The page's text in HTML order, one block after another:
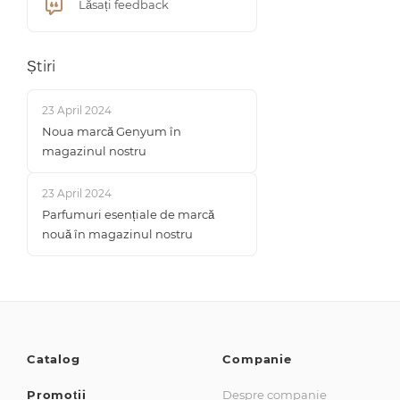
Lăsați feedback
Știri
23 April 2024
Noua marcă Genyum în
magazinul nostru
23 April 2024
Parfumuri esențiale de marcă
nouă în magazinul nostru
Catalog
Promoții
Companie
Despre companie